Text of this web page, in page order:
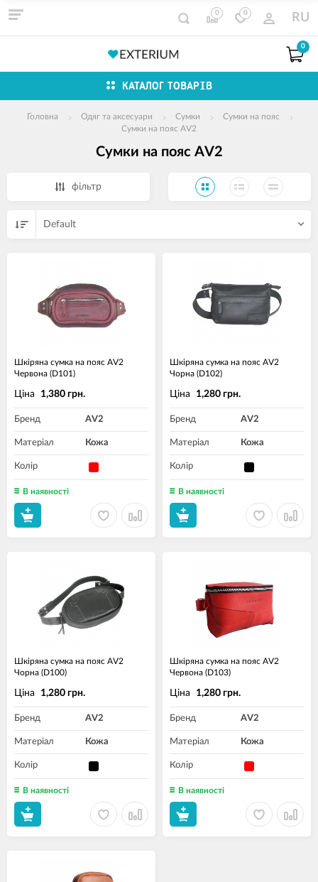
0 0 RU
0
КАТАЛОГ ТОВАРІВ
Головна Одяг та аксесуари Сумки
Сумки на пояс
Сумки на пояс AV2
Сумки на пояс AV2
фільтр
Default
Шкіряна сумка на пояс AV2
Червона (D101)
Ціна 1,380 грн.
Бренд AV2
Матеріал Кожа
Колір
В наявності
Шкіряна сумка на пояс AV2
Чорна (D102)
Ціна 1,280 грн.
Бренд AV2
Матеріал Кожа
Колір
В наявності
Шкіряна сумка на пояс AV2
Чорна (D100)
Ціна 1,280 грн.
Бренд AV2
Матеріал Кожа
Колір
В наявності
Шкіряна сумка на пояс AV2
Червона (D103)
Ціна 1,280 грн.
Бренд AV2
Матеріал Кожа
Колір
В наявності